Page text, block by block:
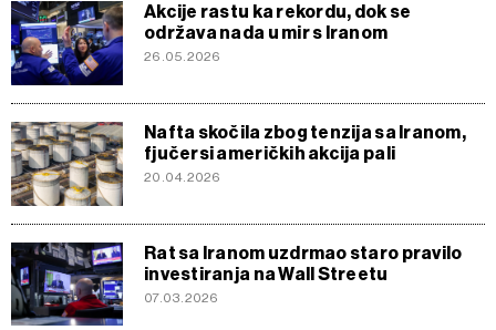
Akcije rastu ka rekordu, dok se
održava nada u mir s Iranom
26.05.2026
Nafta skočila zbog tenzija sa Iranom,
fjučersi američkih akcija pali
20.04.2026
Rat sa Iranom uzdrmao staro pravilo
investiranja na Wall Streetu
07.03.2026